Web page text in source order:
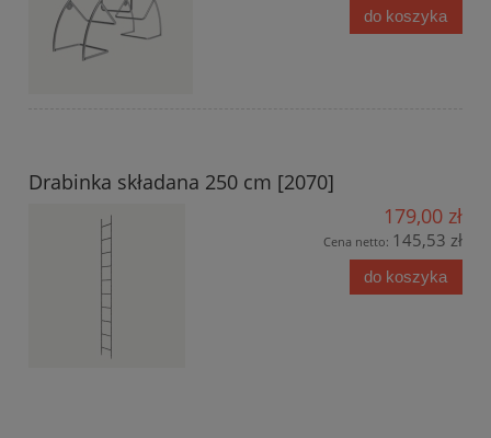
do koszyka
Drabinka składana 250 cm [2070]
179,00 zł
Cena netto: 145,53 zł
do koszyka